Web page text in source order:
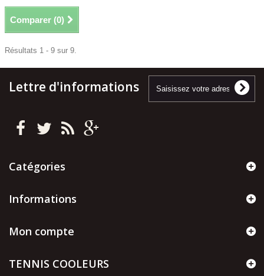
Comparer (0)
Résultats 1 - 9 sur 9.
Lettre d'informations
Catégories
Informations
Mon compte
TENNIS COOLEURS